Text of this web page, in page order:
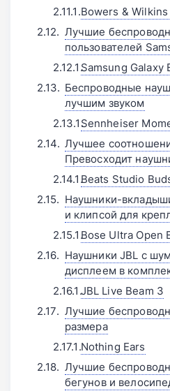
Bowers &
Лучшие
пользователей
Samsung Galaxy
Беспроводные
лучшим звуком
Sennheiser
Лучшее
Превосходит
Beats Studio
Наушники-
и клипсой для
Bose Ultra Open
Наушники JBL с
дисплеем в
JBL Live Beam 3
Лучшие
размера
Nothing Ears
Лучшие
бегунов и